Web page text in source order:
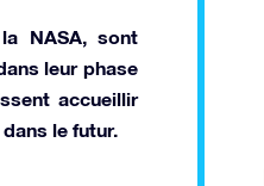
NASA, sont
leur phase
accueillir
le futur.